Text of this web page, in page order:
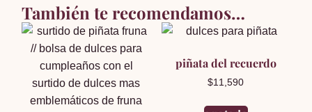
También te recomendamos…
piñata del recuerdo
$11,590